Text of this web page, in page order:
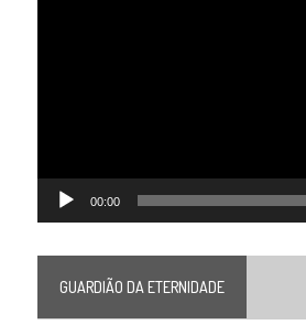
00:00
GUARDIÃO DA ETERNIDADE